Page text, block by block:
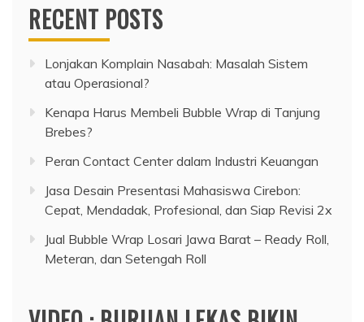
RECENT POSTS
Lonjakan Komplain Nasabah: Masalah Sistem
atau Operasional?
Kenapa Harus Membeli Bubble Wrap di Tanjung
Brebes?
Peran Contact Center dalam Industri Keuangan
Jasa Desain Presentasi Mahasiswa Cirebon:
Cepat, Mendadak, Profesional, dan Siap Revisi 2x
Jual Bubble Wrap Losari Jawa Barat – Ready Roll,
Meteran, dan Setengah Roll